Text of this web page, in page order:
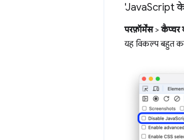
'JavaScript के
परफ़ॉर्मेंस>कैप्चर
यह विकल्प बहुत